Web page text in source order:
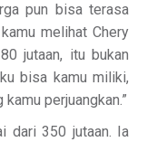
pun bisa terasa
melihat Chery
jutaan, itu bukan
bisa kamu miliki,
perjuangkan.”
dari 350 jutaan. Ia